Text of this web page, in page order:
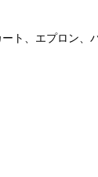
ト、エプロン、